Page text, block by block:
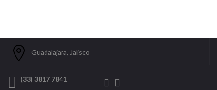
Guadalajara, Jalisco
(33) 3817 7841